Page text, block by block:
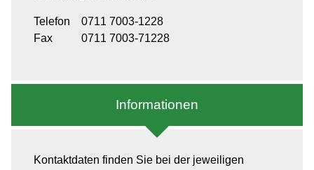
Telefon
0711 7003-1228
Fax
0711 7003-71228
Informationen
Kontaktdaten finden Sie bei der jeweiligen